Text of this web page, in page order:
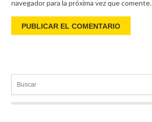
navegador para la próxima vez que comente.